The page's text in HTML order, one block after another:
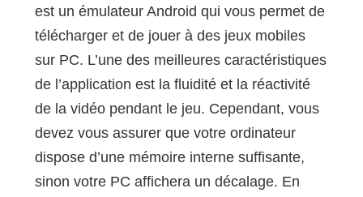
est un émulateur Android qui vous permet de
télécharger et de jouer à des jeux mobiles
sur PC. L’une des meilleures caractéristiques
de l’application est la fluidité et la réactivité
de la vidéo pendant le jeu. Cependant, vous
devez vous assurer que votre ordinateur
dispose d’une mémoire interne suffisante,
sinon votre PC affichera un décalage. En